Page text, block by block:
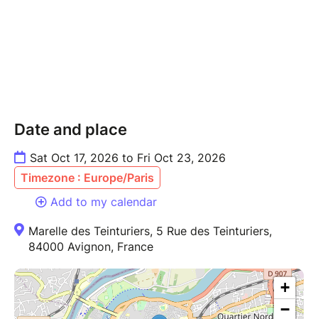
Date and place
Sat Oct 17, 2026 to Fri Oct 23, 2026
Timezone : Europe/Paris
Add to my calendar
Marelle des Teinturiers, 5 Rue des Teinturiers,
84000 Avignon, France
+
−